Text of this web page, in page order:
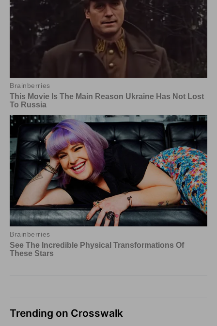
Trending on Crosswalk